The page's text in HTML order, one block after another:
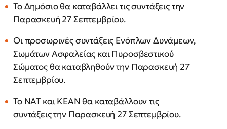
Το Δημόσιο θα καταβάλλει τις συντάξεις την
Παρασκευή 27 Σεπτεμβρίου.
Οι προσωρινές συντάξεις Ενόπλων Δυνάμεων,
Σωμάτων Ασφαλείας και Πυροσβεστικού
Σώματος θα καταβληθούν την Παρασκευή 27
Σεπτεμβρίου.
Το ΝΑΤ και ΚΕΑΝ θα καταβάλλουν τις
συντάξεις την Παρασκευή 27 Σεπτεμβρίου.